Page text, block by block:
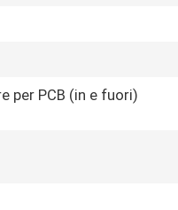
per PCB (in e fuori)